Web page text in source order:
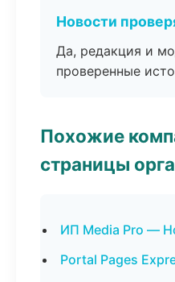
Новости
Да, редакция и
проверенные
Похожие
страницы
ИП Media Pro —
Portal Pages